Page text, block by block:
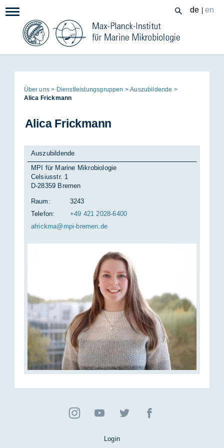
InhaltNavigation: de en
Seitenpfad:
Über uns Dienst­leis­tungs­grup­pen
Aus­zu­bil­den­de
Ali­ca Frick­mann
Ali­ca Frick­mann
Auszubildende
MPI für Marine Mikrobiologie
Celsiusstr. 1
D-28359 Bremen
Raum:
3243
Telefon:
+49 421 2028-6400
af­rick­ma@mpi-bre­men.de
Login